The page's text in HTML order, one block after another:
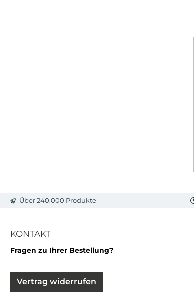
Über 240.000 Produkte
KONTAKT
Fragen zu Ihrer Bestellung?
Vertrag widerrufen